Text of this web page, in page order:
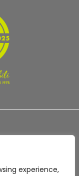
experience,